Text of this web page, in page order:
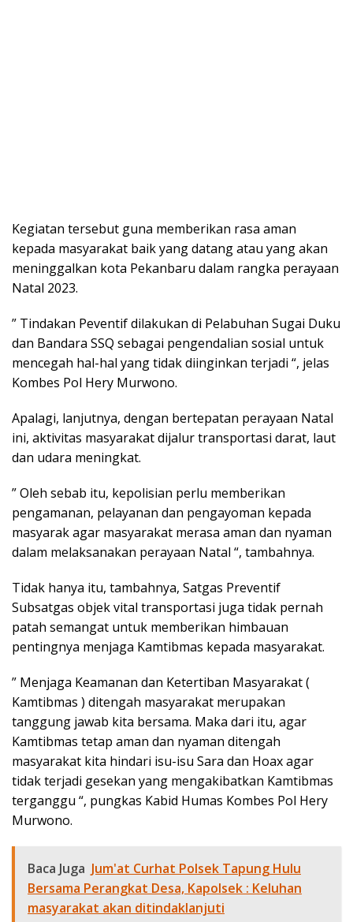
Kegiatan tersebut guna memberikan rasa aman
kepada masyarakat baik yang datang atau yang akan
meninggalkan kota Pekanbaru dalam rangka perayaan
Natal 2023.
” Tindakan Peventif dilakukan di Pelabuhan Sugai Duku
dan Bandara SSQ sebagai pengendalian sosial untuk
mencegah hal-hal yang tidak diinginkan terjadi “, jelas
Kombes Pol Hery Murwono.
Apalagi, lanjutnya, dengan bertepatan perayaan Natal
ini, aktivitas masyarakat dijalur transportasi darat, laut
dan udara meningkat.
” Oleh sebab itu, kepolisian perlu memberikan
pengamanan, pelayanan dan pengayoman kepada
masyarak agar masyarakat merasa aman dan nyaman
dalam melaksanakan perayaan Natal “, tambahnya.
Tidak hanya itu, tambahnya, Satgas Preventif
Subsatgas objek vital transportasi juga tidak pernah
patah semangat untuk memberikan himbauan
pentingnya menjaga Kamtibmas kepada masyarakat.
” Menjaga Keamanan dan Ketertiban Masyarakat (
Kamtibmas ) ditengah masyarakat merupakan
tanggung jawab kita bersama. Maka dari itu, agar
Kamtibmas tetap aman dan nyaman ditengah
masyarakat kita hindari isu-isu Sara dan Hoax agar
tidak terjadi gesekan yang mengakibatkan Kamtibmas
terganggu “, pungkas Kabid Humas Kombes Pol Hery
Murwono.
Baca Juga Jum'at Curhat Polsek Tapung Hulu
Bersama Perangkat Desa, Kapolsek : Keluhan
masyarakat akan ditindaklanjuti